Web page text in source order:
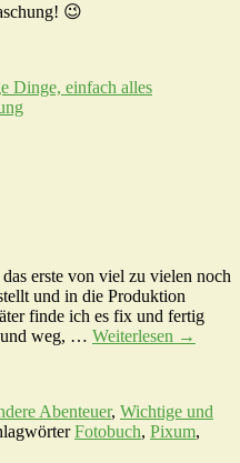
😉
Dinge, einfach alles
erste von viel zu vielen noch
und in die Produktion
finde ich es fix und fertig
und weg, … Weiterlesen →
Abenteuer, Wichtige und
Fotobuch, Pixum,